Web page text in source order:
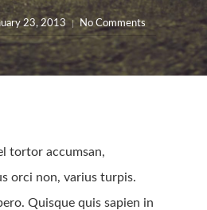
23, 2013 No Comments
tortor accumsan,
orci non, varius turpis.
Quisque quis sapien in